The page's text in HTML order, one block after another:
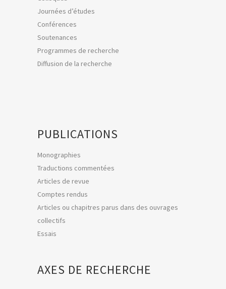
Journées d’études
Conférences
Soutenances
Programmes de recherche
Diffusion de la recherche
PUBLICATIONS
Monographies
Traductions commentées
Articles de revue
Comptes rendus
Articles ou chapitres parus dans des ouvrages
collectifs
Essais
AXES DE RECHERCHE